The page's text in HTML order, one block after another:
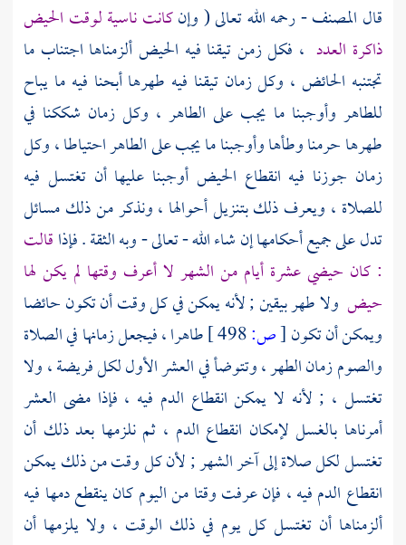
قال المصنف- رحمه الله تعالى ( وإنكانت ناسية لوقت الحيض
ذاكرة العدد ، فكل زمن تيقنا فيه الحيض ألزمناها اجتناب ما
تجتنبه الحائض ، وكل زمان تيقنا فيه طهرها أبحنا فيه ما يباح
للطاهر وأوجبنا ما يجب على الطاهر ، وكل زمان شككنا في
طهرها حرمنا وطأها وأوجبنا ما يجب على الطاهر احتياطا ، وكل
زمان جوزنا فيه انقطاع الحيض أوجبنا عليها أن تغتسل فيه
للصلاة ، ويعرف ذلك بتنزيل أحوالها ، ونذكر من ذلك مسائل
تدل على جميع أحكامها إن شاء الله - تعالى - وبه الثقة . فإذاقالت
: كان حيضي عشرة أيام من الشهر لا أعرف وقتها لم يكن لها
حيض ولا طهر بيقين ; لأنه يمكن في كل وقت أن تكون حائضا
ويمكن أن تكون[ص:
طاهرا ، فيجعل زمانها في الصلاة
والصوم زمان الطهر ، وتتوضأ في العشر الأول لكل فريضة ، ولا
تغتسل ، ; لأنه لا يمكن انقطاع الدم فيه ، فإذا مضى العشر
أمرناها بالغسل لإمكان انقطاع الدم ، ثم نلزمها بعد ذلك أن
تغتسل لكل صلاة إلى آخر الشهر ; لأن كل وقت من ذلك يمكن
انقطاع الدم فيه ، فإن عرفت وقتا من اليوم كان ينقطع دمها فيه
ألزمناها أن تغتسل كل يوم في ذلك الوقت ، ولا يلزمها أن